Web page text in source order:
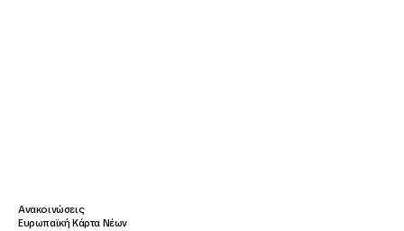
Ανακοινώσεις
Ευρωπαϊκή Κάρτα Νέων